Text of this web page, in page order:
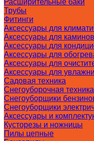
Расширительные баки
Трубы
Фитинги
Аксессуары для
Аксессуары для каминов
Аксессуары для
Аксессуары для
Аксессуары для
Аксессуары для
Садовая техника
Снегоуборочная техника
Снегоуборщики
Снегоуборщики
Аксессуары и
Кусторезы и ножницы
Пилы цепные